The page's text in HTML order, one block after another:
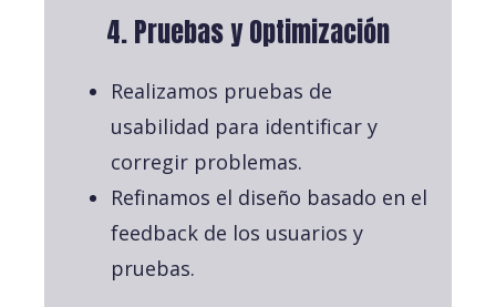
4. Pruebas y Optimización
Realizamos pruebas de
usabilidad para identificar y
corregir problemas.
Refinamos el diseño basado en el
feedback de los usuarios y
pruebas.